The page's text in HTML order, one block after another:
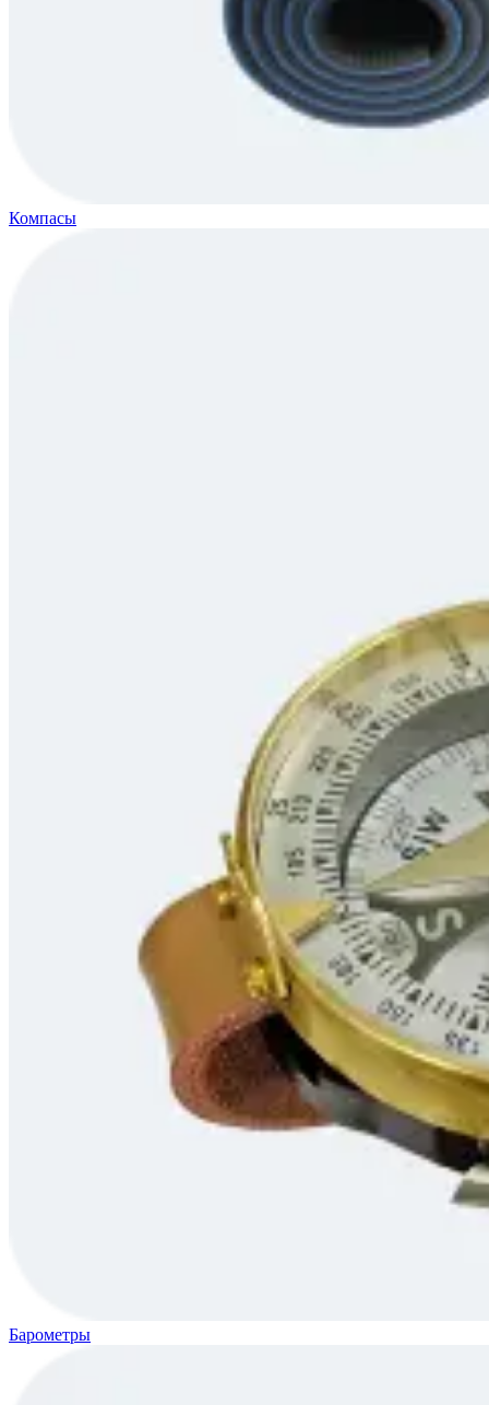
Компасы
Барометры